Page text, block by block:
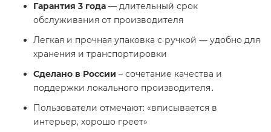
Гарантия 3 года — длительный срок
обслуживания от производителя
Легкая и прочная упаковка с ручкой — удобно для
хранения и транспортировки
Сделано в России – сочетание качества и
поддержки локального производителя .
Пользователи отмечают: «вписывается в
интерьер, хорошо греет»